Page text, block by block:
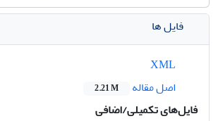
فایل ها
اصل مقاله
2.21 M
فایل‌های تکمیلی/اضافی